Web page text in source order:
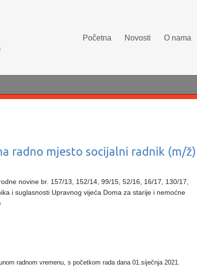
Početna Novosti O nama
radno mjesto socijalni radnik (m/ž)
novine br. 157/13, 152/14, 99/15, 52/16, 16/17, 130/17,
i suglasnosti Upravnog vijeća Doma za starije i nemoćne
radnom vremenu, s početkom rada dana 01.siječnja 2021.